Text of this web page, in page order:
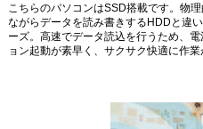
こちらのパソコンはSSD搭載です。物
ながらデータを読み書きするHDDと違
ーズ。高速でデータ読込を行うため、
ョン起動が素早く、サクサク快適に作業